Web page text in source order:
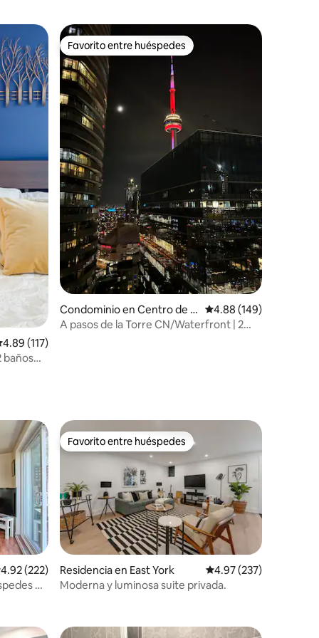
promedio: 4.89 de 5; 117 evaluaciones
4.89 (117)
baños
Favorito entre huéspedes
Favorito entre huéspedes
Condominio en Centro de T
oronto
Calificación promedio:
4.88 (149)
A pasos de la Torre CN/Waterfront | 2
promedio: 4.92 de 5; 222 evaluaciones
4.92 (222)
en
Favorito entre huéspedes
Favorito entre huéspedes
Residencia en East York Calificación promedio:
4.97 (237)
Moderna y luminosa suite privada.